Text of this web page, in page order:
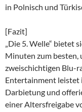
in Polnisch und
[Fazit]
„Die 5. Welle“ bietet
Minuten zum besten,
zweischichtigen Blu-
Entertainment leistet
Darbietung und
einer Altersfreigabe